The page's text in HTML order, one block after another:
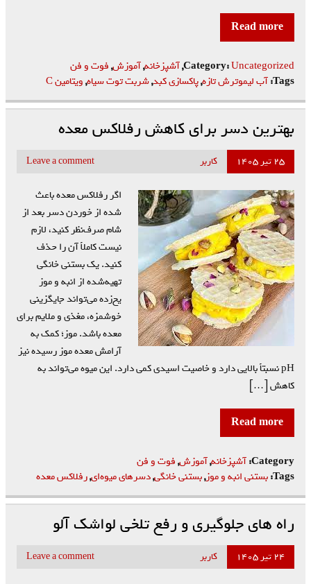
Read more
Category:Uncategorized
,آشپزخانه,آموزش,فوت و فن
Tags: آب لیموترش تازه,پاکسازی کبد,شربت توت سیاه,ویتامین C
بهترین دسر برای کاهش رفلاکس معده
۲۵ تیر ۱۴۰۵ کاربر Leave a comment
اگر رفلاکس معده باعث
شده از خوردن دسر بعد از
شام صرف‌نظر کنید، لازم
نیست کاملاً آن را حذف
کنید. یک بستنی خانگی
تهیه‌شده از انبه و موز
یخ‌زده می‌تواند جایگزینی
خوشمزه، مغذی و ملایم برای
معده باشد. موز؛ کمک به
آرامش معده موز رسیده نیز
pH نسبتاً بالایی دارد و خاصیت اسیدی کمی دارد. این میوه می‌تواند به
کاهش […]
Read more
Category: آشپزخانه,آموزش,فوت و فن
Tags: بستنی انبه و موز,بستنی خانگی,دسرهای میوه‌ای,رفلاکس معده
راه های جلوگیری و رفع تلخی لواشک آلو
۲۴ تیر ۱۴۰۵ کاربر Leave a comment